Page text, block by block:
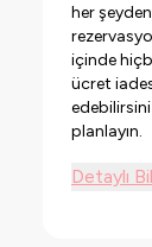
her
içinde
ücret
planlayın.
Detaylı